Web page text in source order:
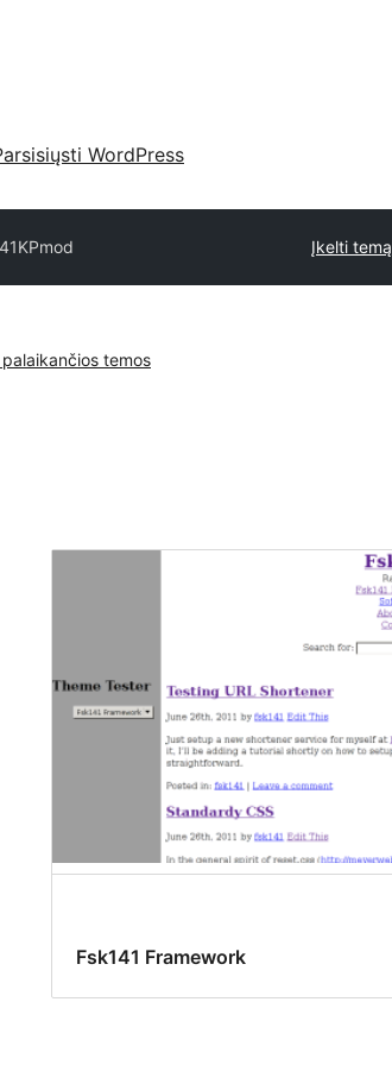
WordPress
KPmod Įkelti temą
palaikančios temos
Fsk141 Framework